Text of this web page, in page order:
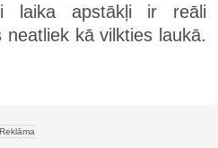
laika apstākļi ir reāli
kā vilkties laukā.
Reklāma